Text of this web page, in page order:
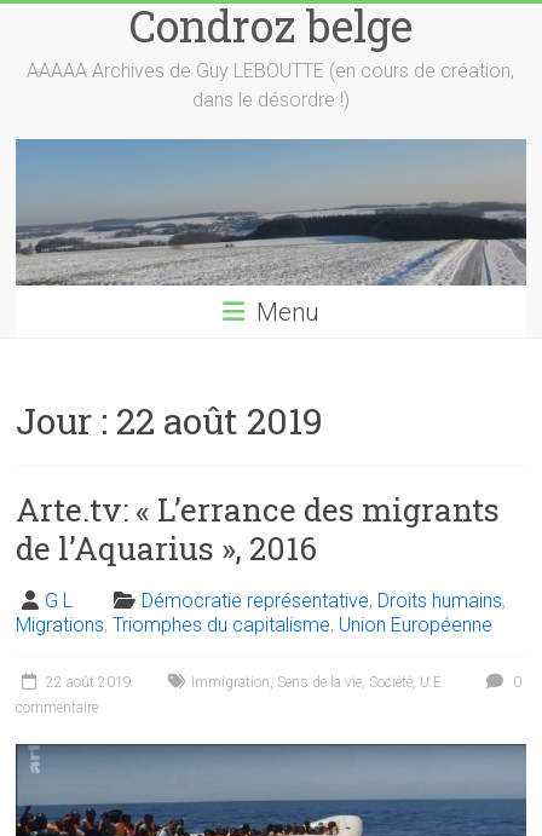
content
Condroz belge
AAAAA Archives de Guy LEBOUTTE (en cours de création,
dans le désordre !)
Menu
Jour : 22 août 2019
Arte.tv: « L’errance des migrants
de l’Aquarius », 2016
G L Démocratie représentative, Droits humains,
Migrations,Triomphes du capitalisme, Union Européenne
22 août 2019 Immigration, Sens de la vie, Société, U.E.
0
commentaire